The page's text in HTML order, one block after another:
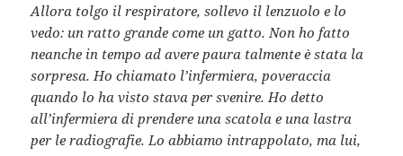
Allora tolgo il respiratore, sollevo il lenzuolo e lo
vedo: un ratto grande come un gatto. Non ho fatto
neanche in tempo ad avere paura talmente è stata la
sorpresa. Ho chiamato l’infermiera, poveraccia
quando lo ha visto stava per svenire. Ho detto
all’infermiera di prendere una scatola e una lastra
per le radiografie. Lo abbiamo intrappolato, ma lui,